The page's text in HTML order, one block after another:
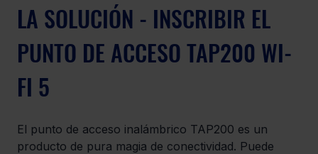
LA SOLUCIÓN - INSCRIBIR EL
PUNTO DE ACCESO TAP200 WI-
FI 5
El punto de acceso inalámbrico TAP200 es un
producto de pura magia de conectividad. Puede